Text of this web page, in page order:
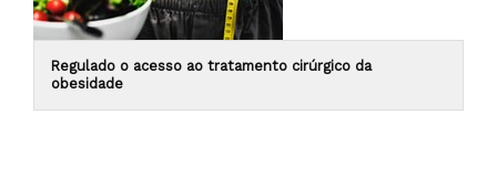
Regulado o acesso ao tratamento cirúrgico da
obesidade